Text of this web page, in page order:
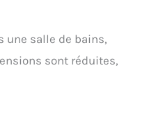
une salle de bains,
sont réduites,